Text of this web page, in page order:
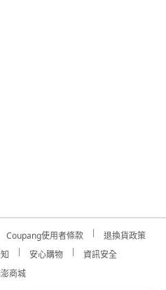
Coupang使用者條款
退換貨政策
安心購物
資訊安全
商城